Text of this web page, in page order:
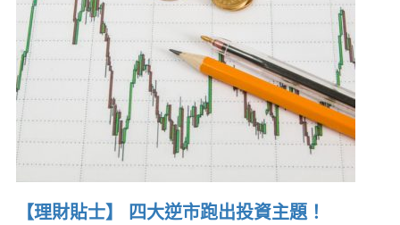
【理財貼士】 四大逆市跑出投資主題！